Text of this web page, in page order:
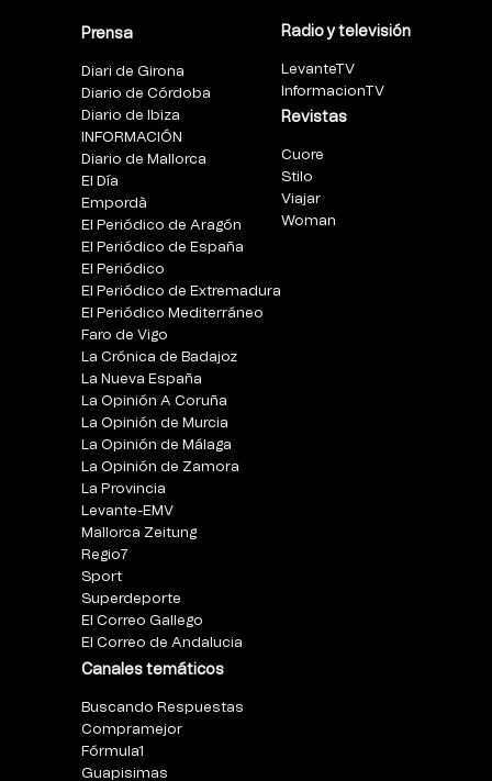
Prensa
Diari de Girona
Diario de Córdoba
Diario de Ibiza
INFORMACIÓN
Diario de Mallorca
El Día
Empordà
El Periódico de Aragón
El Periódico de España
El Periódico
El Periódico de Extremadura
El Periódico Mediterráneo
Faro de Vigo
La Crónica de Badajoz
La Nueva España
La Opinión A Coruña
La Opinión de Murcia
La Opinión de Málaga
La Opinión de Zamora
La Provincia
Levante-EMV
Mallorca Zeitung
Regio7
Sport
Superdeporte
El Correo Gallego
El Correo de Andalucia
Canales temáticos
Buscando Respuestas
Compramejor
Fórmula1
Guapisimas
Radio y televisión
LevanteTV
InformacionTV
Revistas
Cuore
Stilo
Viajar
Woman